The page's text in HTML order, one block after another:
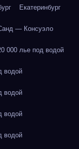
Екатеринбург
— Консуэло
000 лье под водой
водой
водой
водой
водой